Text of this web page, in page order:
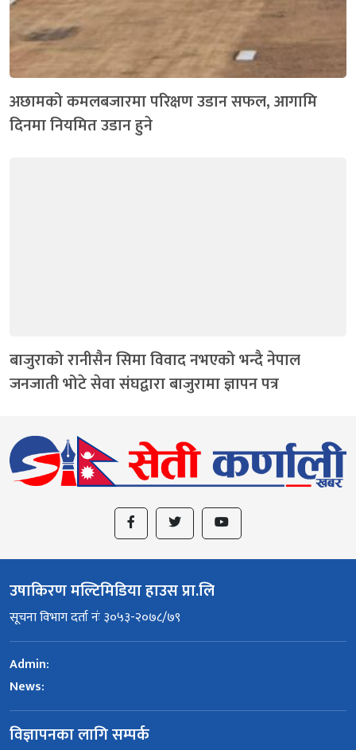
अछामको कमलबजारमा परिक्षण उडान सफल, आगामि
दिनमा नियमित उडान हुने
बाजुराको रानीसैन सिमा विवाद नभएको भन्दै नेपाल
जनजाती भोटे सेवा संघद्वारा बाजुरामा ज्ञापन पत्र
उषाकिरण मल्टिमिडिया हाउस प्रा.लि
सूचना विभाग दर्ता नंः ३०५३-२०७८/७९
Admin:
News:
विज्ञापनका लागि सम्पर्क